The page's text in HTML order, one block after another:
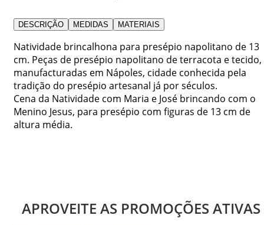
DESCRIÇÃO MEDIDAS MATERIAIS
Natividade brincalhona para presépio napolitano de 13
cm. Peças de presépio napolitano de terracota e tecido,
manufacturadas em Nápoles, cidade conhecida pela
tradição do presépio artesanal já por séculos.
Cena da Natividade com Maria e José brincando com o
Menino Jesus, para presépio com figuras de 13 cm de
altura média.
APROVEITE AS PROMOÇÕES ATIVAS